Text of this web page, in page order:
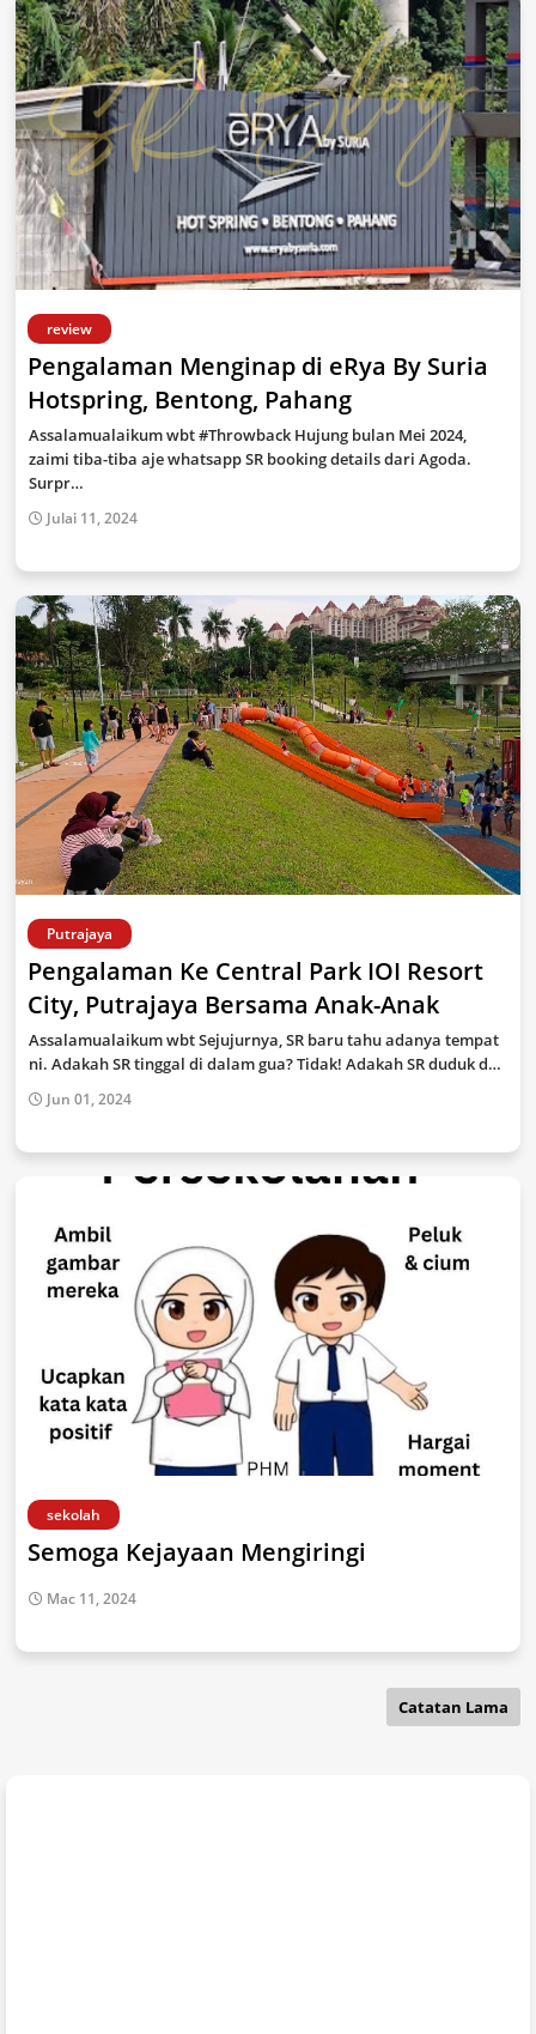
review
Pengalaman Menginap di eRya By Suria
Hotspring, Bentong, Pahang
Assalamualaikum wbt #Throwback Hujung bulan Mei 2024,
zaimi tiba-tiba aje whatsapp SR booking details dari Agoda.
Surpr…
Julai 11, 2024
Putrajaya
Pengalaman Ke Central Park IOI Resort
City, Putrajaya Bersama Anak-Anak
Assalamualaikum wbt Sejujurnya, SR baru tahu adanya tempat
ni. Adakah SR tinggal di dalam gua? Tidak! Adakah SR duduk d…
Jun 01, 2024
sekolah
Semoga Kejayaan Mengiringi
Mac 11, 2024
Catatan Lama